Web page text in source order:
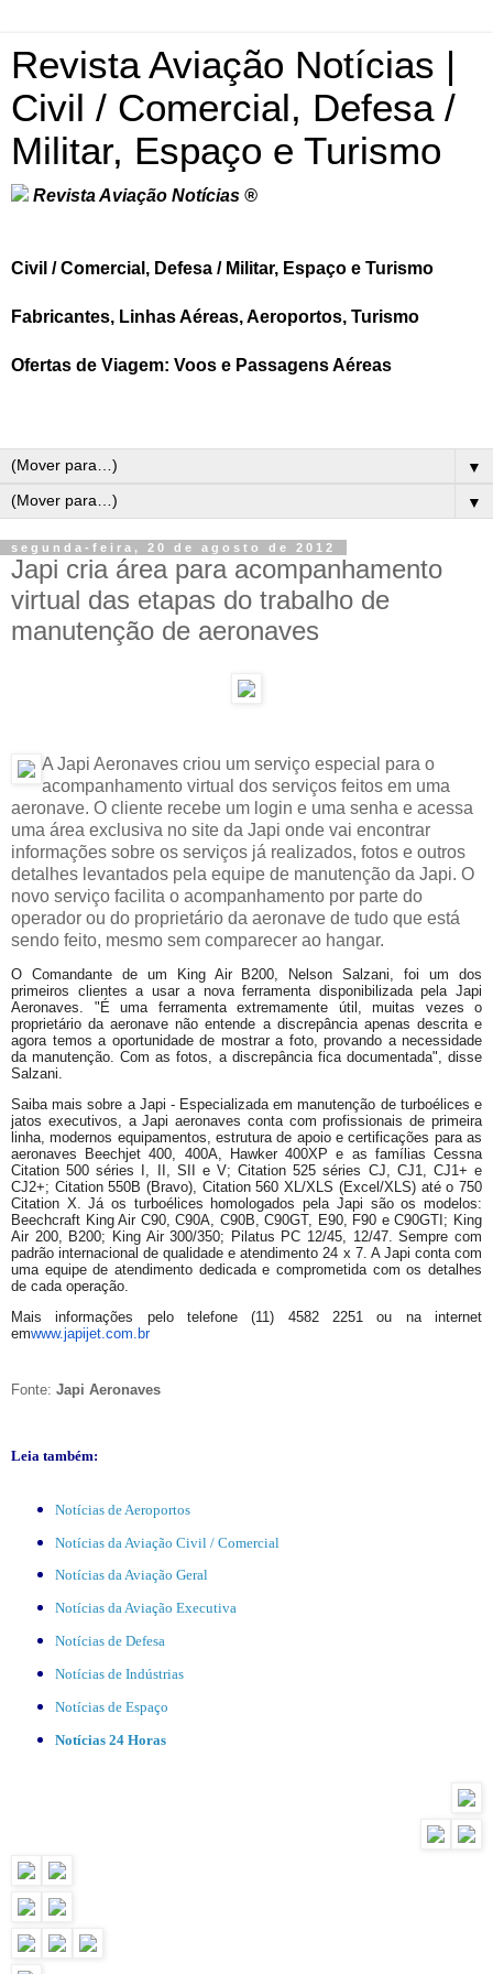
Revista Aviação Notícias |
Civil / Comercial, Defesa /
Militar, Espaço e Turismo
Revista Aviação Notícias ®
Civil / Comercial, Defesa / Militar, Espaço e Turismo
Fabricantes, Linhas Aéreas, Aeroportos, Turismo
Ofertas de Viagem: Voos e Passagens Aéreas
▼
▼
segunda-feira, 20 de agosto de 2012
Japi cria área para acompanhamento
virtual das etapas do trabalho de
manutenção de aeronaves
A Japi Aeronaves criou um serviço especial para o
acompanhamento virtual dos serviços feitos em uma
aeronave. O cliente recebe um login e uma senha e acessa
uma área exclusiva no site da Japi onde vai encontrar
informações sobre os serviços já realizados, fotos e outros
detalhes levantados pela equipe de manutenção da Japi. O
novo serviço facilita o acompanhamento por parte do
operador ou do proprietário da aeronave de tudo que está
sendo feito, mesmo sem comparecer ao hangar.
O Comandante de um King Air B200, Nelson Salzani, foi um dos
primeiros clientes a usar a nova ferramenta disponibilizada pela Japi
Aeronaves. "É uma ferramenta extremamente útil, muitas vezes o
proprietário da aeronave não entende a discrepância apenas descrita e
agora temos a oportunidade de mostrar a foto, provando a necessidade
da manutenção. Com as fotos, a discrepância fica documentada", disse
Salzani.
Saiba mais sobre a Japi - Especializada em manutenção de turboélices e
jatos executivos, a Japi aeronaves conta com profissionais de primeira
linha, modernos equipamentos, estrutura de apoio e certificações para as
aeronaves Beechjet 400, 400A, Hawker 400XP e as famílias Cessna
Citation 500 séries I, II, SII e V; Citation 525 séries CJ, CJ1, CJ1+ e
CJ2+; Citation 550B (Bravo), Citation 560 XL/XLS (Excel/XLS) até o 750
Citation X. Já os turboélices homologados pela Japi são os modelos:
Beechcraft King Air C90, C90A, C90B, C90GT, E90, F90 e C90GTI; King
Air 200, B200; King Air 300/350; Pilatus PC 12/45, 12/47. Sempre com
padrão internacional de qualidade e atendimento 24 x 7. A Japi conta com
uma equipe de atendimento dedicada e comprometida com os detalhes
de cada operação.
Mais informações pelo telefone (11) 4582 2251 ou na internet
emwww.japijet.com.br
Fonte: Japi Aeronaves
Leia também:
Notícias de Aeroportos
Notícias da Aviação Civil / Comercial
Notícias da Aviação Geral
Notícias da Aviação Executiva
Notícias de Defesa
Notícias de Indústrias
Notícias de Espaço
Notícias 24 Horas